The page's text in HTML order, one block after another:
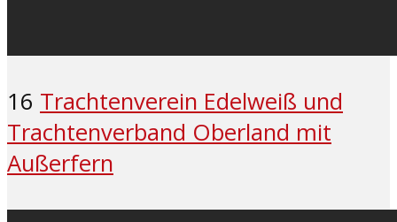
16 Trachtenverein Edelweiß und
Trachtenverband Oberland mit
Außerfern